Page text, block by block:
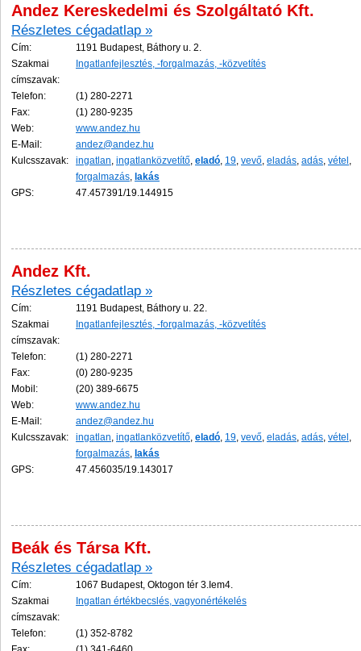
Andez Kereskedelmi és Szolgáltató Kft.
Részletes cégadatlap »
Cím:
1191 Budapest, Báthory u. 2.
Szakmai
címszavak:
Ingatlanfejlesztés, -forgalmazás, -közvetítés
Telefon:
(1) 280-2271
Fax:
(1) 280-9235
Web:
www.andez.hu
E-Mail:
andez@andez.hu
Kulcsszavak:
ingatlan, ingatlanközvetítő, eladó, 19, vevő, eladás, adás, vétel ,
forgalmazás, lakás
GPS:
47.457391/19.144915
Andez Kft.
Részletes cégadatlap »
Cím:
1191 Budapest, Báthory u. 22.
Szakmai
címszavak:
Ingatlanfejlesztés, -forgalmazás, -közvetítés
Telefon:
(1) 280-2271
Fax:
(0) 280-9235
Mobil:
(20) 389-6675
Web:
www.andez.hu
E-Mail:
andez@andez.hu
Kulcsszavak:
ingatlan, ingatlanközvetítő, eladó, 19, vevő, eladás, adás, vétel ,
forgalmazás, lakás
GPS:
47.456035/19.143017
Beák és Társa Kft.
Részletes cégadatlap »
Cím:
1067 Budapest, Oktogon tér 3.Iem4.
Szakmai
címszavak:
Ingatlan értékbecslés, vagyonértékelés
Telefon:
(1) 352-8782